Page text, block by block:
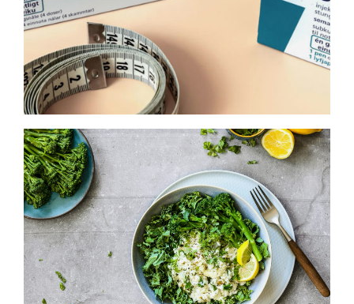
GLP-1: de fenómeno farmacéutico a
cambio estructural en el consumo
alimentario
Tendencias y comportamiento